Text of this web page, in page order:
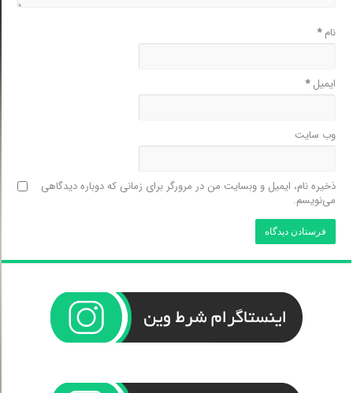
نام*
ایمیل*
وب‌ سایت
ذخیره نام، ایمیل و وبسایت من در مرورگر برای زمانی که دوباره دیدگاهی
می‌نویسم.